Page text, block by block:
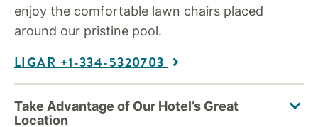
enjoy the comfortable lawn chairs placed
around our pristine pool.
LIGAR +1-334-5320703